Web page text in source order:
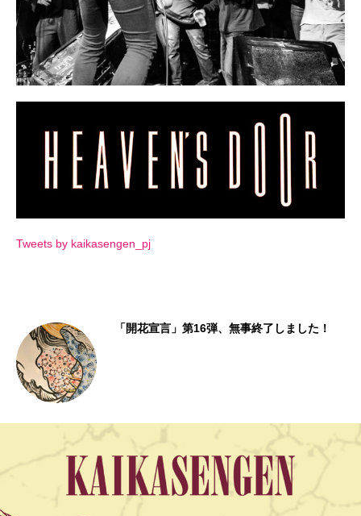
Tweets by kaikasengen_pj
次回4/8（土）情報！ライブペイント「絵描き